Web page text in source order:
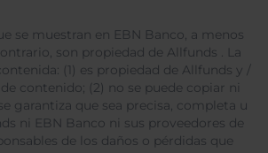
se muestran en EBN Banco, a menos
son propiedad de Allfunds . La
(1) es propiedad de Allfunds y /
contenido; (2) no se puede copiar ni
garantiza que sea precisa, completa u
ni EBN Banco ni sus proveedores de
de los daños o pérdidas que